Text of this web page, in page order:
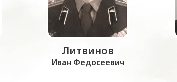
Литвинов
Иван Федосеевич